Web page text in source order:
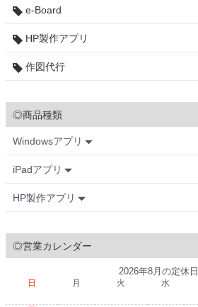
e-Board
HP製作アプリ
作図代行
◎商品種類
Windowsアプリ
iPadアプリ
HP製作アプリ
◎営業カレンダー
2026年8月の定休日
日 月 火 水